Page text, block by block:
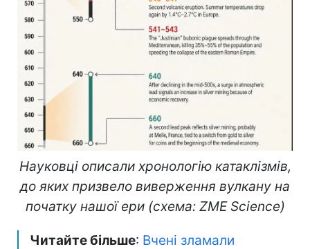
Науковці описали хронологію катаклізмів,
до яких призвело виверження вулкану на
початку нашої ери (схема: ZME Science)
Читайте більше: Вчені зламали